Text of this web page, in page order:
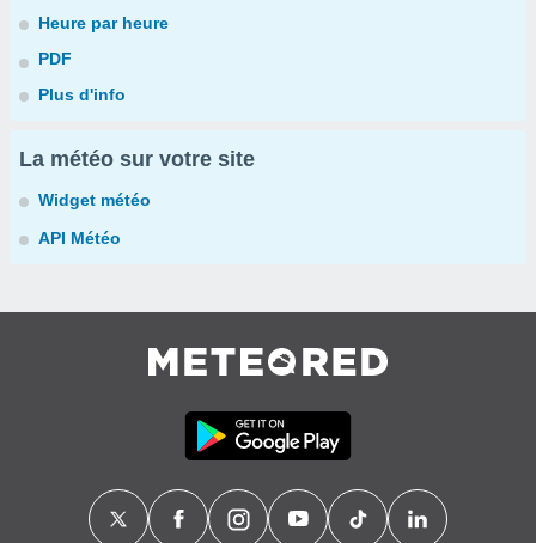
Heure par heure
PDF
Plus d'info
La météo sur votre site
Widget météo
API Météo